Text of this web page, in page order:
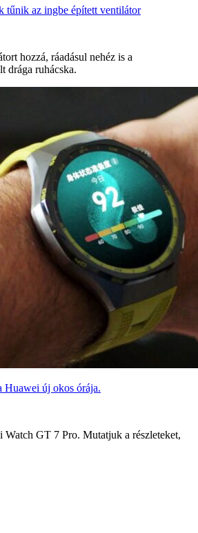
tűnik az ingbe épített ventilátor
hozzá, ráadásul nehéz is a
drága ruhácska.
Huawei új okos órája.
Watch GT 7 Pro. Mutatjuk a részleteket,